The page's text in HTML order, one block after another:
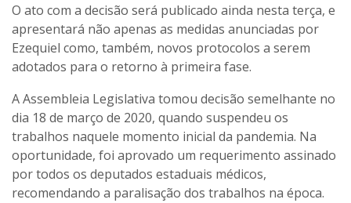
O ato com a decisão será publicado ainda nesta terça, e
apresentará não apenas as medidas anunciadas por
Ezequiel como, também, novos protocolos a serem
adotados para o retorno à primeira fase.
A Assembleia Legislativa tomou decisão semelhante no
dia 18 de março de 2020, quando suspendeu os
trabalhos naquele momento inicial da pandemia. Na
oportunidade, foi aprovado um requerimento assinado
por todos os deputados estaduais médicos,
recomendando a paralisação dos trabalhos na época.